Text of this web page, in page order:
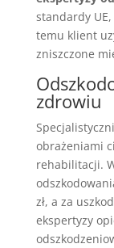
standardy
temu klient
zniszczone
zdrowiu
obrażeniami
rehabilitacji.
zł, a za
ekspertyzy